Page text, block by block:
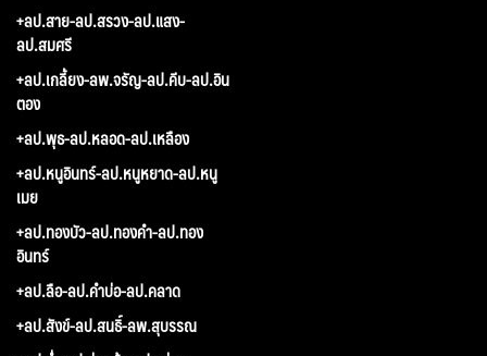
+ลป.สาย-ลป.สรวง-ลป.แสง-
ลป.สมศรี
+ลป.เกลี้ยง-ลพ.จรัญ-ลป.คีบ-ลป.อิน
ตอง
+ลป.พุธ-ลป.หลอด-ลป.เหลือง
+ลป.หนูอินทร์-ลป.หนูหยาด-ลป.หนู
เมย
+ลป.ทองบัว-ลป.ทองคำ-ลป.ทอง
อินทร์
+ลป.ลือ-ลป.คำบ่อ-ลป.คลาด
+ลป.สังข์-ลป.สนธิ์-ลพ.สุบรรณ